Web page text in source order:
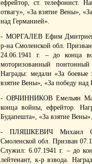
ефрейтор, ст. телефонист.
отвагу», «За взятие Вены»,
над Германией».
- МОРГАЛЕВ Ефим
р-на Смоленской обл.
24.06.1941 г. – до
моторизованный
Награды: медали «За боевые
взятие Вены», «За победу над
- ОВЧИННИКОВ Емельян
конца войны, ефрейтор.
Будапешта», «За взятие
- ПЛЯШКЕВИЧ Михаил
Смоленской обл. Призван
Служил: 6.07.1941 г. – до
лейтенант, к-р взвода.